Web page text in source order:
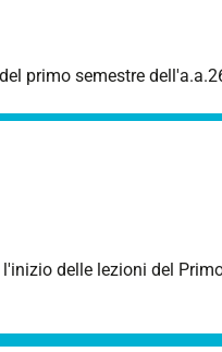
primo semestre
delle lezioni del